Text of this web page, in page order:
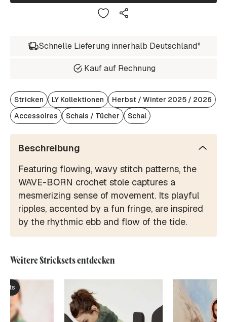
Schnelle Lieferung innerhalb Deutschland*
Kauf auf Rechnung
Stricken LY Kollektionen
Herbst / Winter 2025 / 2026
Accessoires
Schals / Tücher Schal
Beschreibung
Featuring flowing, wavy stitch patterns, the
WAVE-BORN crochet stole captures a
mesmerizing sense of movement. Its playful
ripples, accented by a fun fringe, are inspired
by the rhythmic ebb and flow of the tide.
Weitere Stricksets entdecken